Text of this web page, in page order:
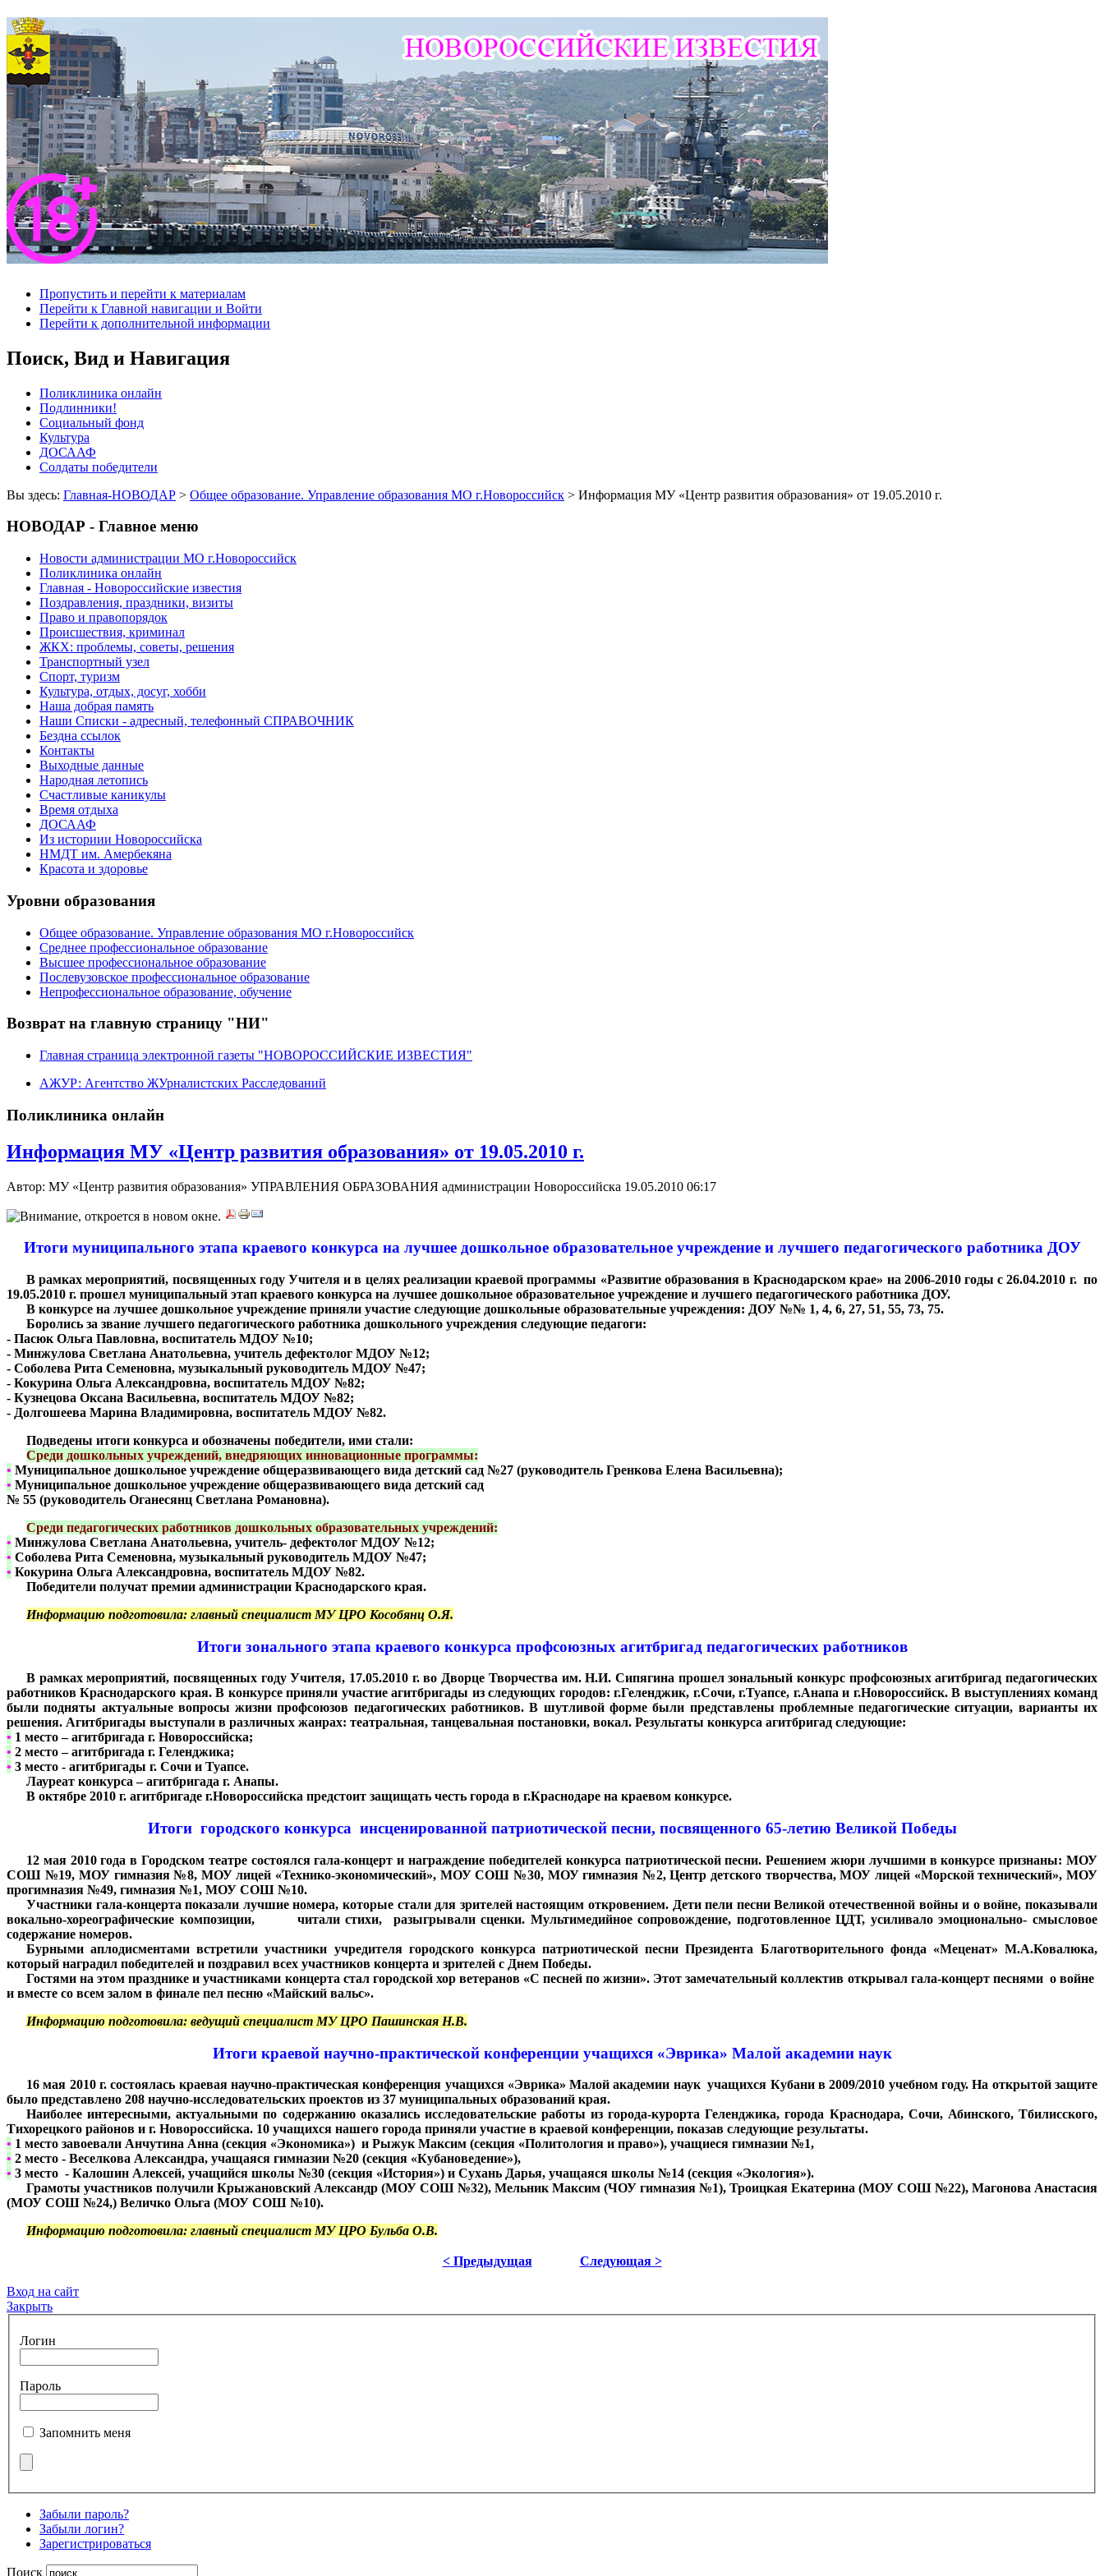
Пропустить и перейти к материалам
Перейти к Главной навигации и Войти
Перейти к дополнительной информации
Поиск, Вид и Навигация
Поликлиника онлайн
Подлинники!
Социальный фонд
Культура
ДОСААФ
Солдаты победители
Вы здесь: Главная-НОВОДАР > Общее образование. Управление образования МО г.Новороссийск > Информация МУ «Центр развития образования» от 19.05.2010 г.
НОВОДАР - Главное меню
Новости администрации МО г.Новороссийск
Поликлиника онлайн
Главная - Новороссийские известия
Поздравления, праздники, визиты
Право и правопорядок
Происшествия, криминал
ЖКХ: проблемы, советы, решения
Транспортный узел
Спорт, туризм
Культура, отдых, досуг, хобби
Наша добрая память
Наши Списки - адресный, телефонный СПРАВОЧНИК
Бездна ссылок
Контакты
Выходные данные
Народная летопись
Счастливые каникулы
Время отдыха
ДОСААФ
Из историии Новороссийска
НМДТ им. Амербекяна
Красота и здоровье
Уровни образования
Общее образование. Управление образования МО г.Новороссийск
Среднее профессиональное образование
Высшее профессиональное образование
Послевузовское профессиональное образование
Непрофессиональное образование, обучение
Возврат на главную страницу "НИ"
Главная страница электронной газеты "НОВОРОССИЙСКИЕ ИЗВЕСТИЯ"
АЖУР: Агентство ЖУрналистских Расследований
Поликлиника онлайн
Информация МУ «Центр развития образования» от 19.05.2010 г.
Автор: МУ «Центр развития образования» УПРАВЛЕНИЯ ОБРАЗОВАНИЯ администрации Новороссийска 19.05.2010 06:17
Итоги муниципального этапа краевого конкурса на лучшее дошкольное образовательное учреждение и лучшего педагогического работника ДОУ
В рамках мероприятий, посвященных году Учителя и в целях реализации краевой программы «Развитие образования в Краснодарском крае» на 2006-2010 годы с 26.04.2010 г. по
19.05.2010 г. прошел муниципальный этап краевого конкурса на лучшее дошкольное образовательное учреждение и лучшего педагогического работника ДОУ.
В конкурсе на лучшее дошкольное учреждение приняли участие следующие дошкольные образовательные учреждения: ДОУ №№ 1, 4, 6, 27, 51, 55, 73, 75.
Боролись за звание лучшего педагогического работника дошкольного учреждения следующие педагоги:
- Пасюк Ольга Павловна, воспитатель МДОУ №10;
- Минжулова Светлана Анатольевна, учитель дефектолог МДОУ №12;
- Соболева Рита Семеновна, музыкальный руководитель МДОУ №47;
- Кокурина Ольга Александровна, воспитатель МДОУ №82;
- Кузнецова Оксана Васильевна, воспитатель МДОУ №82;
- Долгошеева Марина Владимировна, воспитатель МДОУ №82.
Подведены итоги конкурса и обозначены победители, ими стали:
Среди дошкольных учреждений, внедряющих инновационные программы:
• Муниципальное дошкольное учреждение общеразвивающего вида детский сад №27 (руководитель Гренкова Елена Васильевна);
• Муниципальное дошкольное учреждение общеразвивающего вида детский сад
№ 55 (руководитель Оганесянц Светлана Романовна).
Среди педагогических работников дошкольных образовательных учреждений:
• Минжулова Светлана Анатольевна, учитель- дефектолог МДОУ №12;
• Соболева Рита Семеновна, музыкальный руководитель МДОУ №47;
• Кокурина Ольга Александровна, воспитатель МДОУ №82.
Победители получат премии администрации Краснодарского края.
Информацию подготовила: главный специалист МУ ЦРО Кособянц О.Я.
Итоги зонального этапа краевого конкурса профсоюзных агитбригад педагогических работников
В рамках мероприятий, посвященных году Учителя, 17.05.2010 г. во Дворце Творчества им. Н.И. Сипягина прошел зональный конкурс профсоюзных агитбригад педагогических
работников Краснодарского края. В конкурсе приняли участие агитбригады из следующих городов: г.Геленджик, г.Сочи, г.Туапсе, г.Анапа и г.Новороссийск. В выступлениях команд
были подняты актуальные вопросы жизни профсоюзов педагогических работников. В шутливой форме были представлены проблемные педагогические ситуации, варианты их
решения. Агитбригады выступали в различных жанрах: театральная, танцевальная постановки, вокал. Результаты конкурса агитбригад следующие:
• 1 место – агитбригада г. Новороссийска;
• 2 место – агитбригада г. Геленджика;
• 3 место - агитбригады г. Сочи и Туапсе.
Лауреат конкурса – агитбригада г. Анапы.
В октябре 2010 г. агитбригаде г.Новороссийска предстоит защищать честь города в г.Краснодаре на краевом конкурсе.
Итоги городского конкурса инсценированной патриотической песни, посвященного 65-летию Великой Победы
12 мая 2010 года в Городском театре состоялся гала-концерт и награждение победителей конкурса патриотической песни. Решением жюри лучшими в конкурсе признаны: МОУ
СОШ №19, МОУ гимназия №8, МОУ лицей «Технико-экономический», МОУ СОШ №30, МОУ гимназия №2, Центр детского творчества, МОУ лицей «Морской технический», МОУ
прогимназия №49, гимназия №1, МОУ СОШ №10.
Участники гала-концерта показали лучшие номера, которые стали для зрителей настоящим откровением. Дети пели песни Великой отечественной войны и о войне, показывали
вокально-хореографические композиции, читали стихи, разыгрывали сценки. Мультимедийное сопровождение, подготовленное ЦДТ, усиливало эмоционально- смысловое
содержание номеров.
Бурными аплодисментами встретили участники учредителя городского конкурса патриотической песни Президента Благотворительного фонда «Меценат» М.А.Ковалюка,
который наградил победителей и поздравил всех участников концерта и зрителей с Днем Победы.
Гостями на этом празднике и участниками концерта стал городской хор ветеранов «С песней по жизни». Этот замечательный коллектив открывал гала-концерт песнями о войне
и вместе со всем залом в финале пел песню «Майский вальс».
Информацию подготовила: ведущий специалист МУ ЦРО Пашинская Н.В.
Итоги краевой научно-практической конференции учащихся «Эврика» Малой академии наук
16 мая 2010 г. состоялась краевая научно-практическая конференция учащихся «Эврика» Малой академии наук учащихся Кубани в 2009/2010 учебном году. На открытой защите
было представлено 208 научно-исследовательских проектов из 37 муниципальных образований края.
Наиболее интересными, актуальными по содержанию оказались исследовательские работы из города-курорта Геленджика, города Краснодара, Сочи, Абинского, Тбилисского,
Тихорецкого районов и г. Новороссийска. 10 учащихся нашего города приняли участие в краевой конференции, показав следующие результаты.
• 1 место завоевали Анчутина Анна (секция «Экономика») и Рыжук Максим (секция «Политология и право»), учащиеся гимназии №1,
• 2 место - Веселкова Александра, учащаяся гимназии №20 (секция «Кубановедение»),
• 3 место - Калошин Алексей, учащийся школы №30 (секция «История») и Сухань Дарья, учащаяся школы №14 (секция «Экология»).
Грамоты участников получили Крыжановский Александр (МОУ СОШ №32), Мельник Максим (ЧОУ гимназия №1), Троицкая Екатерина (МОУ СОШ №22), Магонова Анастасия
(МОУ СОШ №24,) Величко Ольга (МОУ СОШ №10).
Информацию подготовила: главный специалист МУ ЦРО Бульба О.В.
< Предыдущая Следующая >
Вход на сайт
Закрыть
Логин
Пароль
Запомнить меня
Забыли пароль?
Забыли логин?
Зарегистрироваться
Поиск